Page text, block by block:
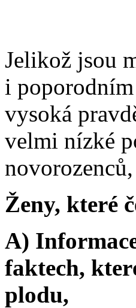
Jelikož jsou
i
vysoká
velmi nízké
Ženy, které
A)
faktech,
plodu,